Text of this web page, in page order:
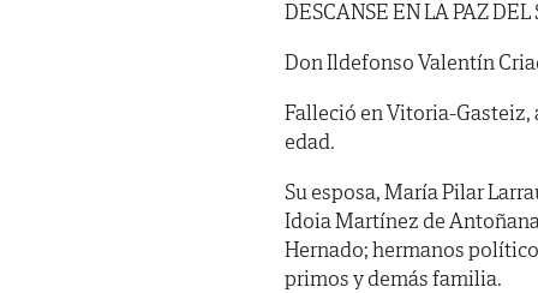
DESCANSE EN LA PAZ DEL
Don Ildefonso Valentín
Falleció en Vitoria-Gasteiz,
edad.
Su esposa, María Pilar
Idoia Martínez de
Hernado; hermanos
primos y demás familia.